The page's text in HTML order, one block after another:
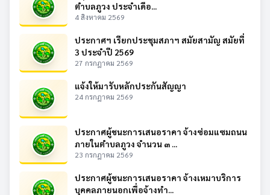
ตำบลภูวง ประจำเดือ...
4 สิงหาคม 2569
ประกาศฯ เรียกประชุมสภาฯ สมัยสามัญ สมัยที่
3 ประจำปี 2569
27 กรกฎาคม 2569
แจ้งให้มารับหลักประกันสัญญา
24 กรกฎาคม 2569
ประกาศผู้ชนะการเสนอราคา จ้างซ่อมแซมถนน
ภายในตำบลภูวง จำนวน ๓ ...
23 กรกฎาคม 2569
ประกาศผู้ชนะการเสนอราคา จ้างเหมาบริการ
บุคคลภายนอกเพื่อจ้างทำ...